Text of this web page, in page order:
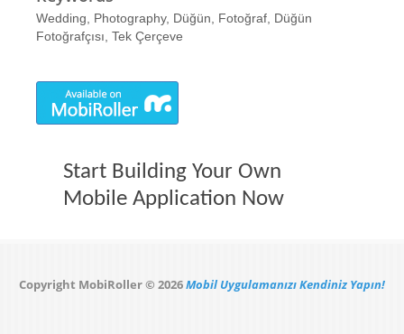
Wedding, Photography, Düğün, Fotoğraf, Düğün
Fotoğrafçısı, Tek Çerçeve
Start Building Your Own
Mobile Application Now
Copyright MobiRoller © 2026Mobil Uygulamanızı Kendiniz Yapın!